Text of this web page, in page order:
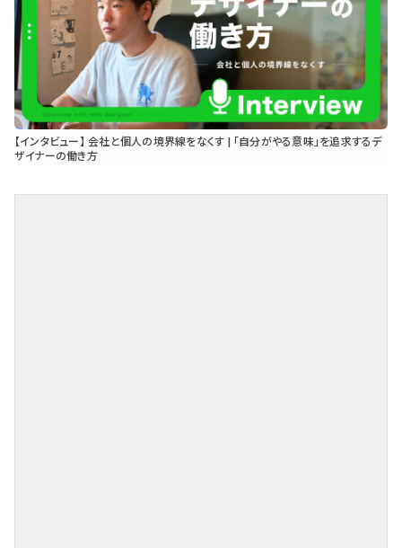
【インタビュー】 会社と個人の境界線をなくす | 「自分がやる意味」を追求するデ
ザイナーの働き方